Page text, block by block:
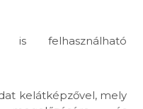
is felhasználható
kelátképzővel, mely